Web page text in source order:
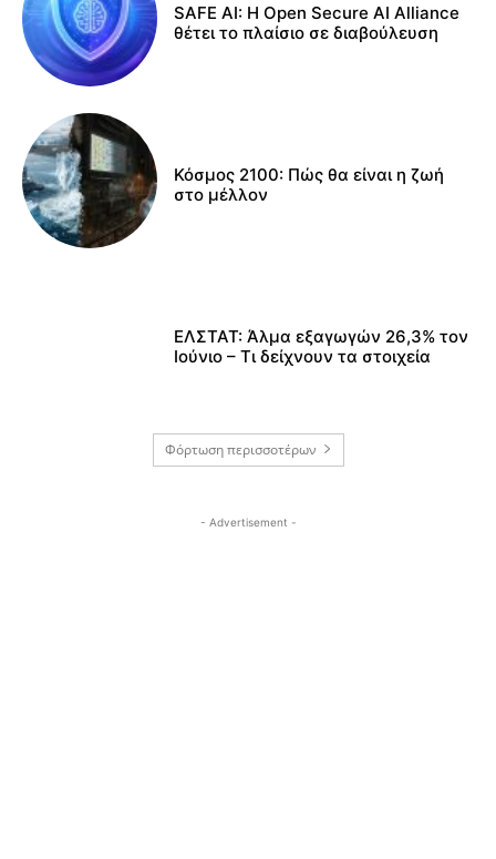
SAFE AI: Η Open Secure AI Alliance
θέτει το πλαίσιο σε διαβούλευση
Κόσμος 2100: Πώς θα είναι η ζωή
στο μέλλον
ΕΛΣΤΑΤ: Άλμα εξαγωγών 26,3% τον
Ιούνιο – Τι δείχνουν τα στοιχεία
Φόρτωση περισσοτέρων
- Advertisement -